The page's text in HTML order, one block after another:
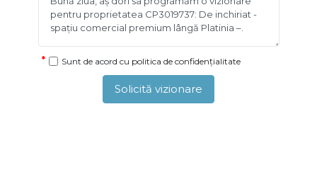
Sunt de acord cu politica de confidențialitate
Solicită vizionare